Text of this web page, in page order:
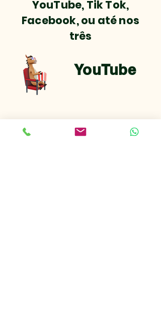
YouTube, Tik Tok,
Facebook, ou até nos
três
YouTube